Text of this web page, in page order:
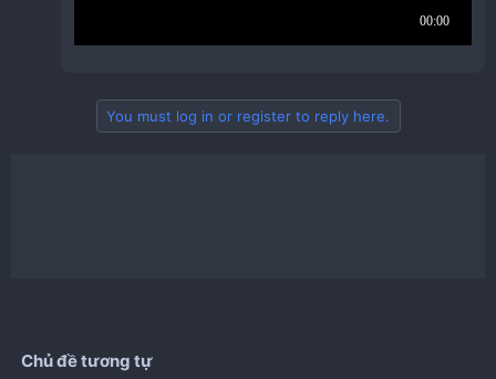
You must log in or register to reply here.
Chủ đề tương tự